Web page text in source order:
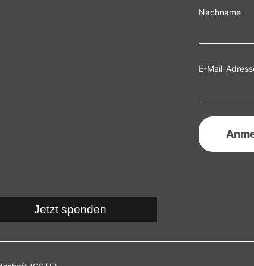
Nachname
E-Mail-
Jetzt spenden